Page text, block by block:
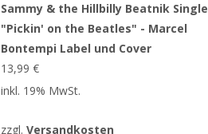
Sammy & the Hillbilly Beatnik Single
"Pickin' on the Beatles" - Marcel
Bontempi Label und Cover
13,99€
inkl. 19% MwSt.
zzgl.Versandkosten